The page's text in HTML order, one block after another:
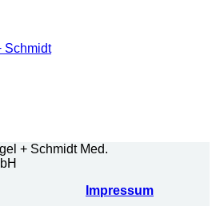
Schmidt
+ Schmidt Med.
Impressum